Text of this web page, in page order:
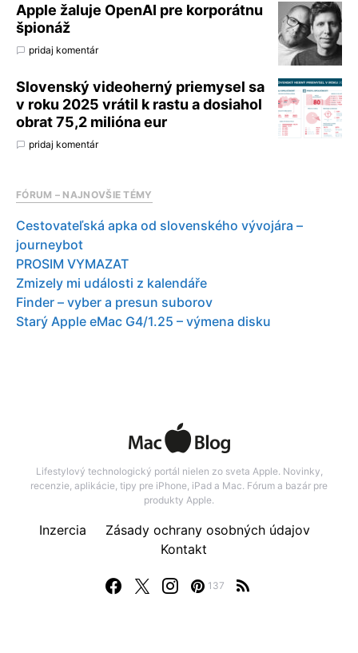
Apple žaluje OpenAI pre korporátnu
špionáž
pridaj komentár
Slovenský videoherný priemysel sa
v roku 2025 vrátil k rastu a dosiahol
obrat 75,2 milióna eur
pridaj komentár
FÓRUM – NAJNOVŠIE TÉMY
Cestovateľská apka od slovenského vývojára –
journeybot
PROSIM VYMAZAT
Zmizely mi události z kalendáře
Finder – vyber a presun suborov
Starý Apple eMac G4/1.25 – výmena disku
Lifestylový technologický portál nielen zo sveta Apple. Novinky,
recenzie, aplikácie, tipy pre iPhone, iPad a Mac. Fórum a bazár pre
produkty Apple.
137
Inzercia
Zásady ochrany osobných údajov
Kontakt